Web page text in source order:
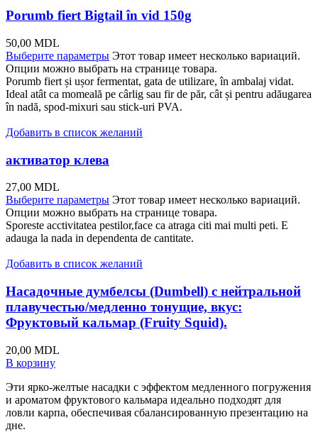
Porumb fiert Bigtail în vid 150g
50,00 MDL
Выберите параметры Этот товар имеет несколько вариаций.
Опции можно выбрать на странице товара.
Porumb fiert și ușor fermentat, gata de utilizare, în ambalaj vidat.
Ideal atât ca momeală pe cârlig sau fir de păr, cât și pentru adăugarea
în nadă, spod-mixuri sau stick-uri PVA.
Добавить в список желаний
активатор клева
27,00 MDL
Выберите параметры Этот товар имеет несколько вариаций.
Опции можно выбрать на странице товара.
Sporeste acctivitatea pestilor,face ca atraga citi mai multi peti. E
adauga la nada in dependenta de cantitate.
Добавить в список желаний
Насадочные думбелсы (Dumbell) с нейтральной
плавучестью/медленно тонущие, вкус:
Фруктовый кальмар (Fruity Squid).
20,00 MDL
В корзину
Эти ярко-желтые насадки с эффектом медленного погружения
и ароматом фруктового кальмара идеально подходят для
ловли карпа, обеспечивая сбалансированную презентацию на
дне.